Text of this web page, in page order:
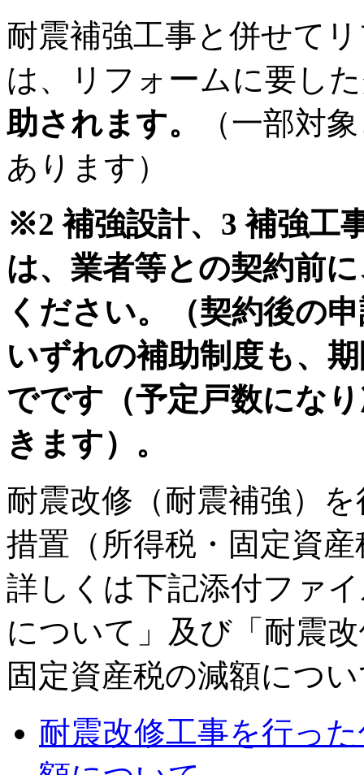
耐震補強工事と併せて
は、リフォームに要し
助されます。
（一部対
あります）
※2 補強設計、3 補強工
は、業者等との契約前
ください。（契約後の
いずれの補助制度も、
でです（予定戸数にな
きます）。
耐震改修（耐震補強）
措置（所得税・固定資
詳しくは下記添付ファ
について」及び「耐震
固定資産税の減額につ
耐震改修工事を行っ